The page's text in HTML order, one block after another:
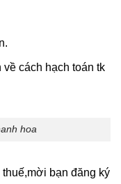
cách hạch toán tk
hoa
bạn đăng ký